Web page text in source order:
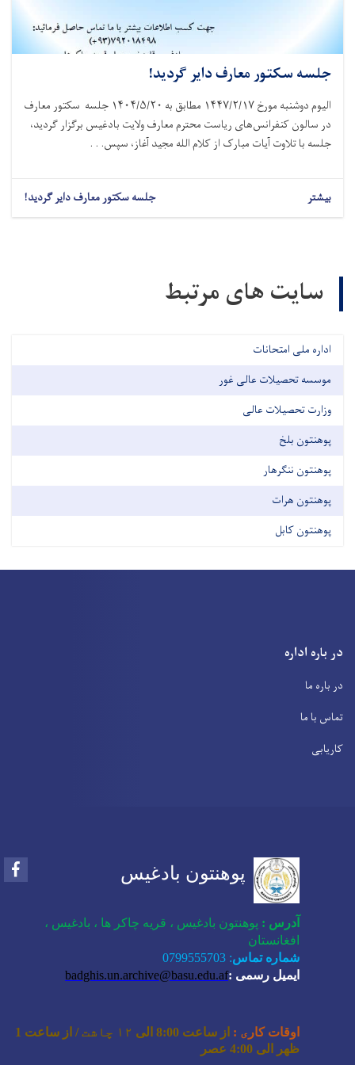
جلسه سکتور معارف دایر گردید!
الیوم دوشنبه مورخ ۱۴۴۷/۲/۱۷ مطابق به ۱۴۰۴/۵/۲۰ جلسه سکتور معارف
در سالون کنفرانس‌های ریاست محترم معارف ولایت بادغیس برگزار گردید،
جلسه با تلاوت آیات مبارک از کلام الله مجید آغاز، سپس. . .
بیشتر جلسه سکتور معارف دایر گردید!
سایت های مرتبط
اداره ملی امتحانات
موسسه تحصیلات عالی غور
وزارت تحصیلات عالی
پوهنتون بلخ
پوهنتون ننگرهار
پوهنتون هرات
پوهنتون کابل
در باره اداره
در باره ما
تماس با ما
کاریابی
پوهنتون بادغیس
آدرس : پوهنتون بادغیس ، قریه چاکر ها ، بادغیس ،
افغانستان
شماره تماس0799555703 :
ایمیل رسمی :badghis.un.archive@basu.edu.af
اوقات کار ی : از ساعت 8:00 الی
/ از ساعت 1
ظهر الی 4:00 عصر